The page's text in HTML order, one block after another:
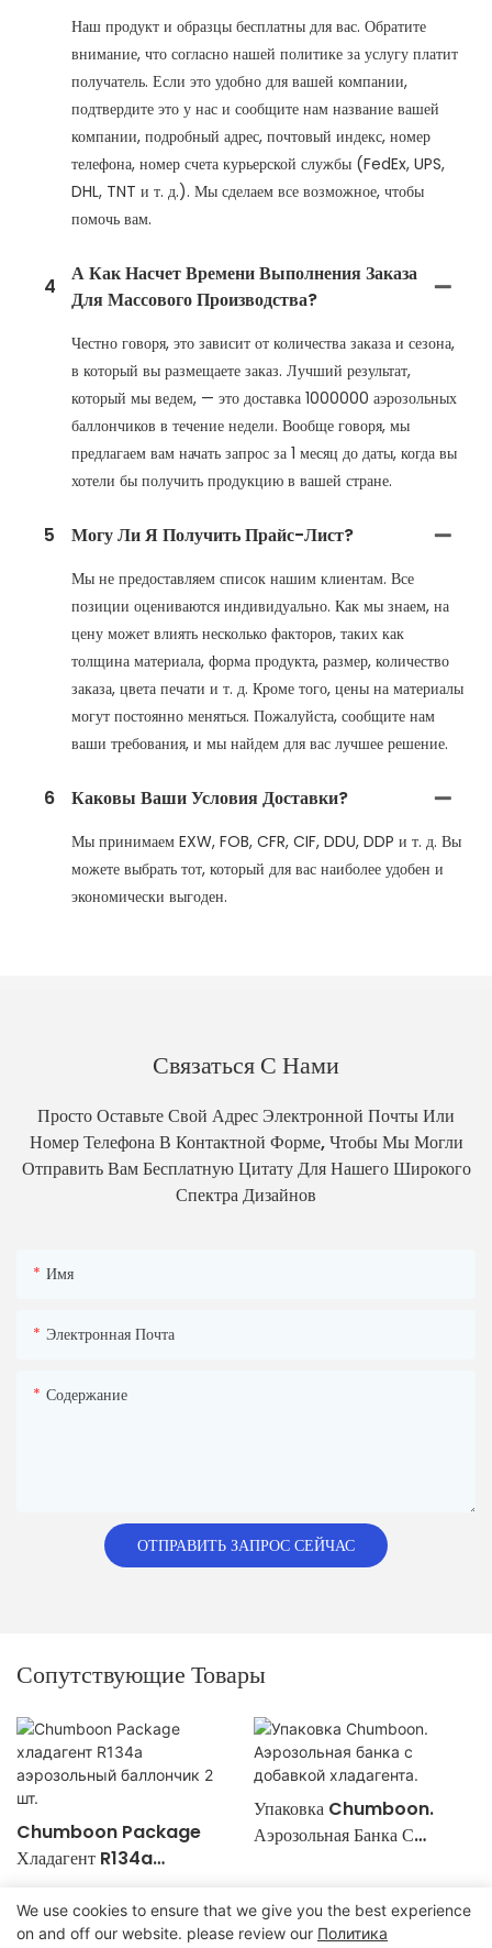
Наш продукт и образцы бесплатны для вас. Обратите
внимание, что согласно нашей политике за услугу платит
получатель. Если это удобно для вашей компании,
подтвердите это у нас и сообщите нам название вашей
компании, подробный адрес, почтовый индекс, номер
телефона, номер счета курьерской службы (FedEx, UPS,
DHL, TNT и т. д.). Мы сделаем все возможное, чтобы
помочь вам.
4
А Как Насчет Времени Выполнения Заказа
Для Массового Производства?
Честно говоря, это зависит от количества заказа и сезона,
в который вы размещаете заказ. Лучший результат,
который мы ведем, — это доставка 1000000 аэрозольных
баллончиков в течение недели. Вообще говоря, мы
предлагаем вам начать запрос за 1 месяц до даты, когда вы
хотели бы получить продукцию в вашей стране.
5 Могу Ли Я Получить Прайс-Лист?
Мы не предоставляем список нашим клиентам. Все
позиции оцениваются индивидуально. Как мы знаем, на
цену может влиять несколько факторов, таких как
толщина материала, форма продукта, размер, количество
заказа, цвета печати и т. д. Кроме того, цены на материалы
могут постоянно меняться. Пожалуйста, сообщите нам
ваши требования, и мы найдем для вас лучшее решение.
6 Каковы Ваши Условия Доставки?
Мы принимаем EXW, FOB, CFR, CIF, DDU, DDP и т. д. Вы
можете выбрать тот, который для вас наиболее удобен и
экономически выгоден.
Связаться С Нами
Просто Оставьте Свой Адрес Электронной Почты Или
Номер Телефона В Контактной Форме, Чтобы Мы Могли
Отправить Вам Бесплатную Цитату Для Нашего Широкого
Спектра Дизайнов
Имя
Электронная Почта
Содержание
ОТПРАВИТЬ ЗАПРОС СЕЙЧАС
Сопутствующие Товары
Chumboon Package
Хладагент R134a
Шт.
Упаковка Chumboon.
Аэрозольная Банка С
Авторские права © 2024 Chumboon Metal Packaging Group
We use cookies to ensure that we give you the best experience
on and off our website. please review our Политика